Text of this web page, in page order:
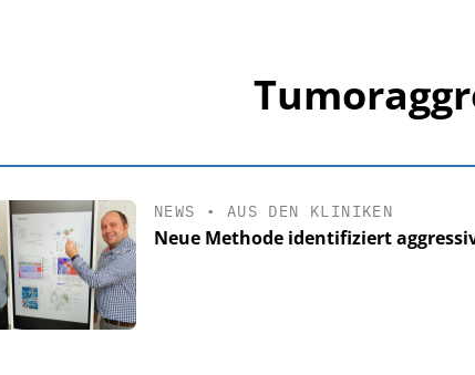
NEWS • AUS DEN KLINIKEN
Neue Methode identifiziert